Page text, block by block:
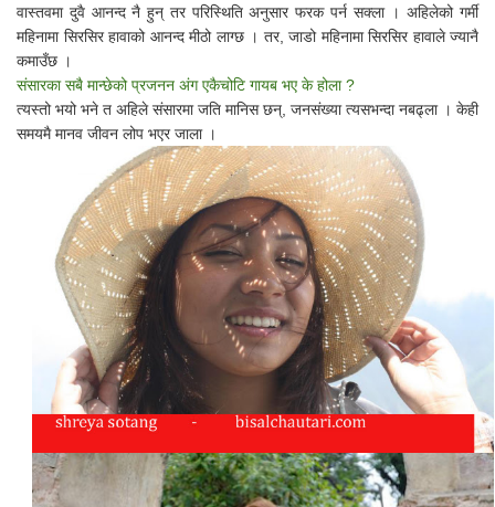
वास्तवमा दुवै आनन्द नै हुन् तर परिस्थिति अनुसार फरक पर्न सक्ला । अहिलेको गर्मी
महिनामा सिरसिर हावाको आनन्द मीठो लाग्छ । तर, जाडो महिनामा सिरसिर हावाले ज्यानै
कमाउँछ ।
संसारका सबै मान्छेको प्रजनन अंग एकैचोटि गायब भए के होला ?
त्यस्तो भयो भने त अहिले संसारमा जति मानिस छन्, जनसंख्या त्यसभन्दा नबढ्ला । केही
समयमै मानव जीवन लोप भएर जाला ।